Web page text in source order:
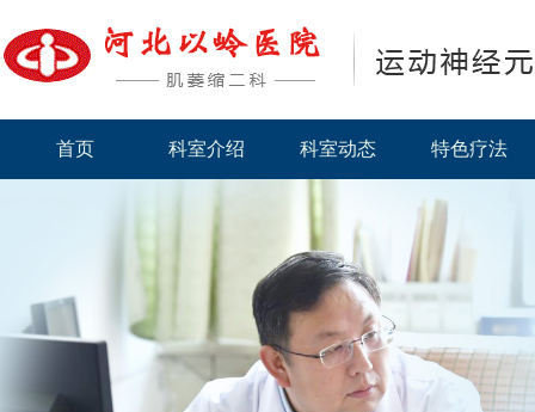
首页 科室介绍 科室动态 特色疗法